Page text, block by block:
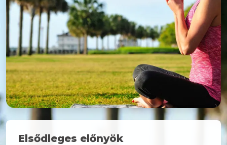
Elsődleges előnyök